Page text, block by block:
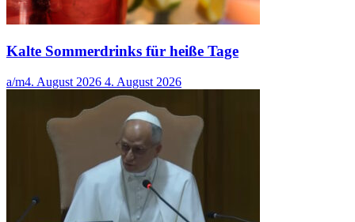
Kalte Sommerdrinks für heiße Tage
a/m4. August 2026 4. August 2026